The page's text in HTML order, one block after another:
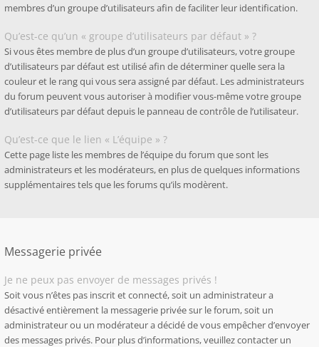
membres d’un groupe d’utilisateurs afin de faciliter leur identification.
Qu’est-ce qu’un « groupe d’utilisateurs par défaut » ?
Si vous êtes membre de plus d’un groupe d’utilisateurs, votre groupe
d’utilisateurs par défaut est utilisé afin de déterminer quelle sera la
couleur et le rang qui vous sera assigné par défaut. Les administrateurs
du forum peuvent vous autoriser à modifier vous-même votre groupe
d’utilisateurs par défaut depuis le panneau de contrôle de l’utilisateur.
Qu’est-ce que le lien « L’équipe » ?
Cette page liste les membres de l’équipe du forum que sont les
administrateurs et les modérateurs, en plus de quelques informations
supplémentaires tels que les forums qu’ils modèrent.
Messagerie privée
Je ne peux pas envoyer de messages privés !
Soit vous n’êtes pas inscrit et connecté, soit un administrateur a
désactivé entièrement la messagerie privée sur le forum, soit un
administrateur ou un modérateur a décidé de vous empêcher d’envoyer
des messages privés. Pour plus d’informations, veuillez contacter un